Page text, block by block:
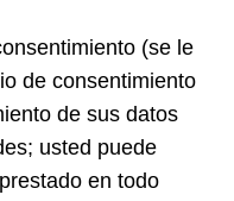
(se le
de consentimiento
de sus datos
usted puede
en todo